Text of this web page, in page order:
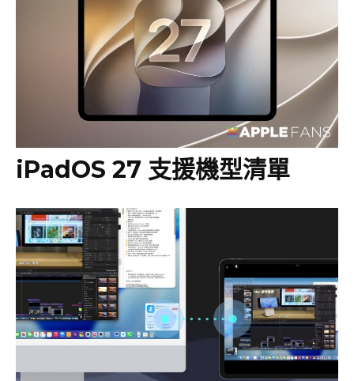
iPadOS 27 支援機型清單